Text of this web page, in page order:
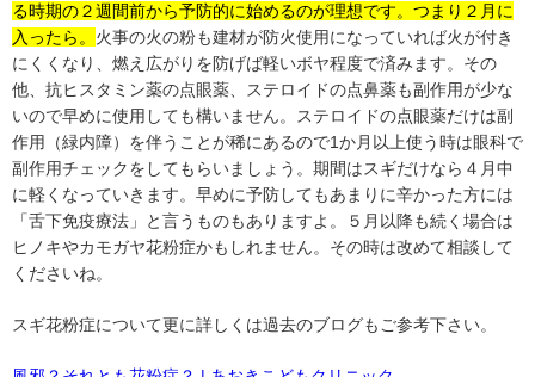
る時期の２週間前から予防的に始めるのが理想です。つまり２月に
入ったら。 火事の火の粉も建材が防火使用になっていれば火が付き
にくくなり、燃え広がりを防げば軽いボヤ程度で済みます。その
他、抗ヒスタミン薬の点眼薬、ステロイドの点鼻薬も副作用が少な
いので早めに使用しても構いません。ステロイドの点眼薬だけは副
作用（緑内障）を伴うことが稀にあるので1か月以上使う時は眼科で
副作用チェックをしてもらいましょう。期間はスギだけなら４月中
に軽くなっていきます。早めに予防してもあまりに辛かった方には
「舌下免疫療法」と言うものもありますよ。５月以降も続く場合は
ヒノキやカモガヤ花粉症かもしれません。その時は改めて相談して
くださいね。
スギ花粉症について更に詳しくは過去のブログもご参考下さい。